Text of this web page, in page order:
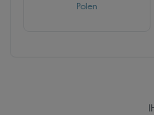
Polen